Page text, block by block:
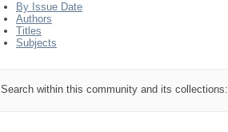
By Issue Date
Authors
Titles
Subjects
Search within this community and its collections: